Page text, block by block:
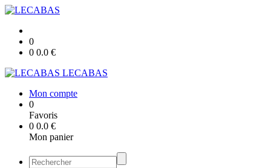
0
0 0.0 €
LECABAS
Mon compte
0
Favoris
0 0.0 €
Mon panier